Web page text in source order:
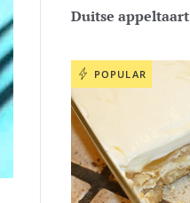
Duitse appeltaart
POPULAR